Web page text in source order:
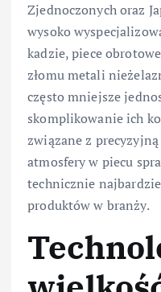
Zjednoczonych oraz
wysoko
kadzie, piece
złomu metali
często mniejsze
skomplikowanie ich
związane z
atmosfery w piecu
technicznie
produktów w branży.